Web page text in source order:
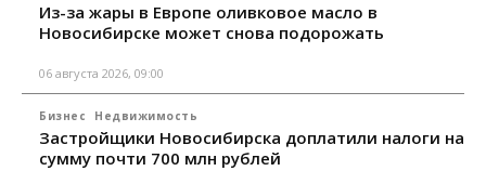
Из-за жары в Европе оливковое масло в
Новосибирске может снова подорожать
06 августа 2026, 09:00
Бизнес Недвижимость
Застройщики Новосибирска доплатили налоги на
сумму почти 700 млн рублей